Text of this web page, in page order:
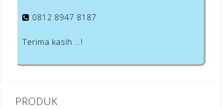
0812 8947 8187
Terima kasih …!
PRODUK